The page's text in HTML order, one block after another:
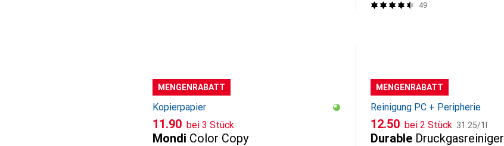
49
MENGENRABATT
Kopierpapier
CHF
11.90 bei 3 Stück
Mondi Color Copy
MENGENRABATT
Reinigung PC + Peripherie
CHF
12.50 bei 2 Stück CHF
31.25/1l
Durable Druckgasreiniger